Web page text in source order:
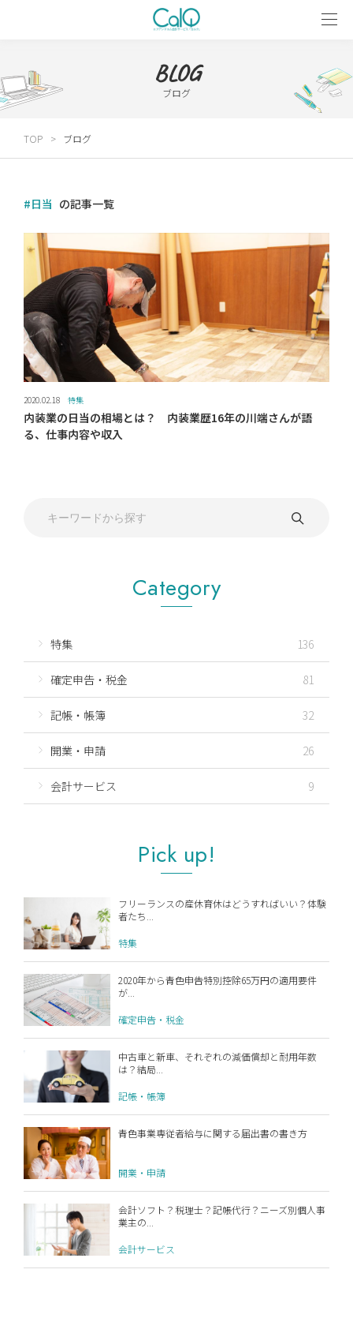
BLOG
ブログ
TOP ブログ
#日当 の記事一覧
2020.02.18 特集
内装業の日当の相場とは？ 内装業歴16年の川端さんが語
る、仕事内容や収入
Category
特集 136
確定申告・税金 81
記帳・帳簿 32
開業・申請 26
会計サービス 9
Pick up!
フリーランスの産休育休はどうすればいい？体験
者たち...
特集
2020年から青色申告特別控除65万円の適用要件
が...
確定申告・税金
中古車と新車、それぞれの減価償却と耐用年数
は？結局...
記帳・帳簿
青色事業専従者給与に関する届出書の書き方
開業・申請
会計ソフト？税理士？記帳代行？ニーズ別個人事
業主の...
会計サービス